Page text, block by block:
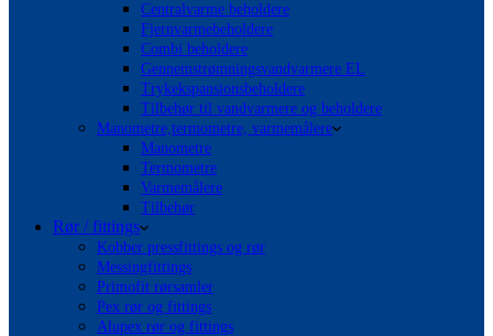
Centralvarme beholdere
Fjernvarmebeholdere
Combi beholdere
Gennemstrømningsvandvarmere EL
Trykekspansionsbeholdere
Tilbehør til vandvarmere og beholdere
Manometre,termometre, varmemålere
Manometre
Termometre
Varmemålere
Tilbehør
Rør / fittings
Kobber pressfittings og rør
Messingfittings
Primofit rørsamler
Pex rør og fittings
Alupex rør og fittings